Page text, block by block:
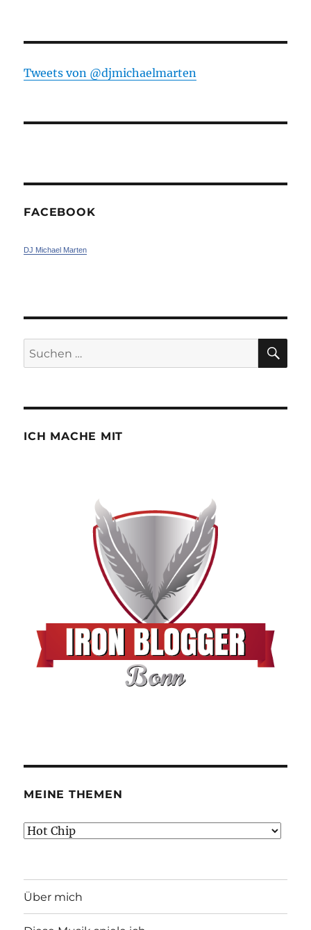
Tweets von ‎@djmichaelmarten
FACEBOOK
DJ Michael Marten
Suchen
nach:
ICH MACHE MIT
MEINE THEMEN
Meine
Über mich